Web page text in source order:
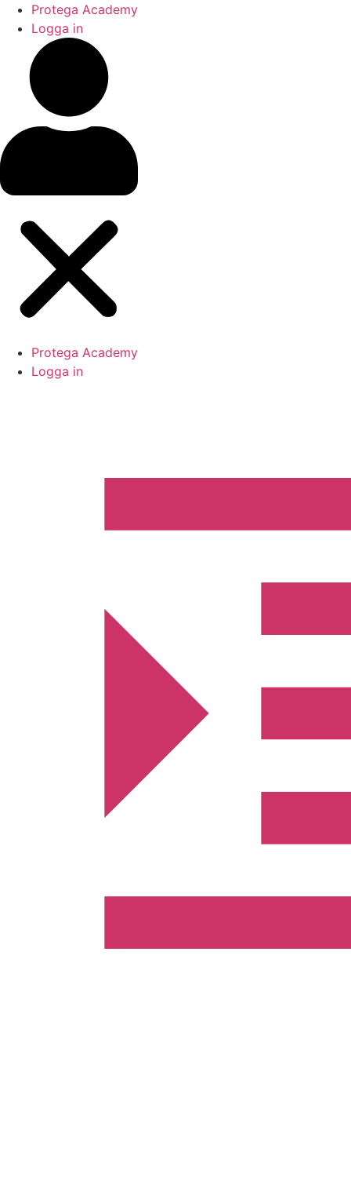
Hoppa
innehåll
Protega Academy
Logga in
Protega Academy
Logga in